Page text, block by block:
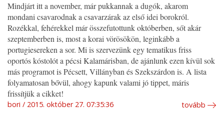
Mindjárt itt a november, már pukkannak a dugók, akarom
mondani csavarodnak a csavarzárak az első idei borokról.
Rozékkal, fehérekkel már összefutottunk októberben, sőt akár
szeptemberben is, most a korai vörösökön, leginkább a
portugiesereken a sor. Mi is szervezünk egy tematikus friss
oportós kóstolót a pécsi Kalamárisban, de ajánlunk ezen kívül sok
más programot is Pécsett, Villányban és Szekszárdon is. A lista
folyamatosan bővül, ahogy kapunk valami jó tippet, máris
frissítjük a cikket!
bori 2015. október 27. 07:35:36 tovább